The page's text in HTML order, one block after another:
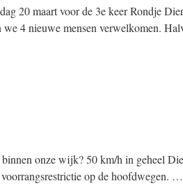
20 maart voor de 3e keer Rondje
4 nieuwe mensen verwelkomen.
onze wijk? 50 km/h in geheel
op de hoofdwegen. …